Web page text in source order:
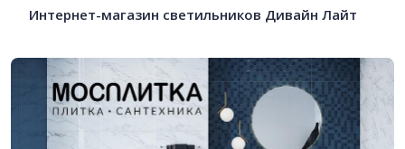
Интернет-магазин светильников Дивайн Лайт